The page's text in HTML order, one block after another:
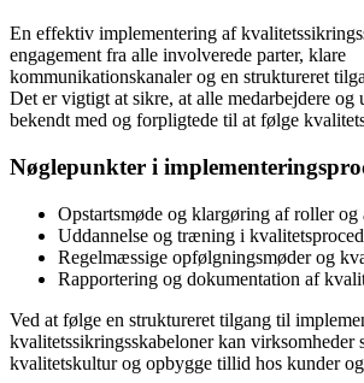
En effektiv implementering af
engagement fra alle involverede parter, klare
kommunikationskanaler og en struktureret
Det er vigtigt at sikre, at alle medarbejdere og
bekendt med og forpligtede til at følge
Nøglepunkter i
Opstartsmøde og klargøring af roller og
Uddannelse og træning i
Regelmæssige opfølgningsmøder og
Rapportering og dokumentation af
Ved at følge en struktureret tilgang til
kvalitetssikringsskabeloner kan virksomheder
kvalitetskultur og opbygge tillid hos kunder og